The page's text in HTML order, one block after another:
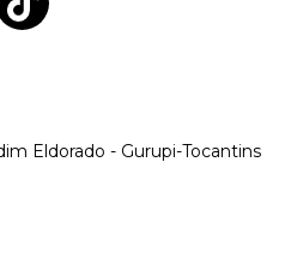
Eldorado - Gurupi-Tocantins